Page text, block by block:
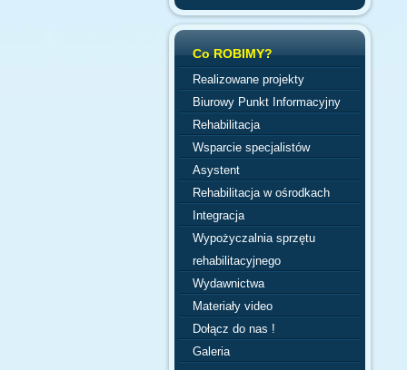
Co ROBIMY?
Realizowane projekty
Biurowy Punkt Informacyjny
Rehabilitacja
Wsparcie specjalistów
Asystent
Rehabilitacja w ośrodkach
Integracja
Wypożyczalnia sprzętu
rehabilitacyjnego
Wydawnictwa
Materiały video
Dołącz do nas !
Galeria